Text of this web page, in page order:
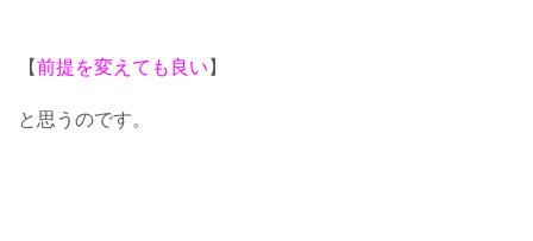
【前提を変えても良い 】
と思うのです。